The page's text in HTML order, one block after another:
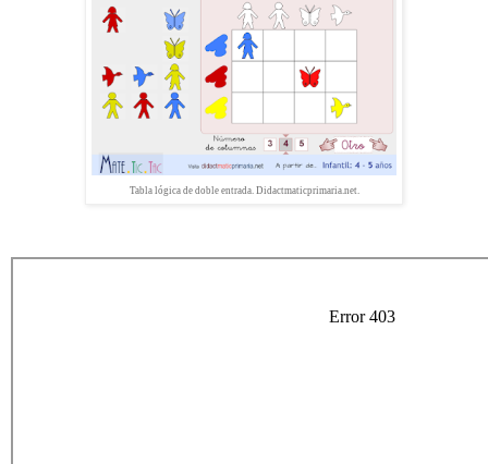
Tabla lógica de doble entrada. Didactmaticprimaria.net.